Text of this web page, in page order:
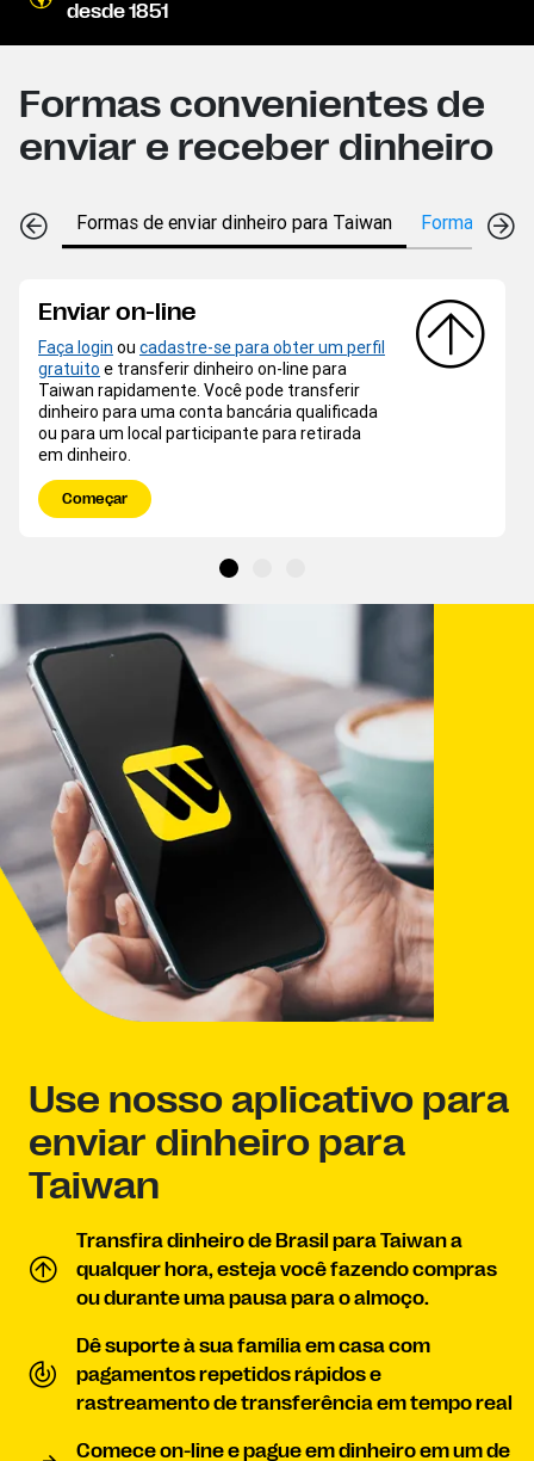
desde 1851
Formas convenientes de
enviar e receber dinheiro
Formas de enviar dinheiro para Taiwan Formas de
Enviar on-line
Faça login ou cadastre-se para obter um perfil
gratuito e transferir dinheiro on-line para
Taiwan rapidamente. Você pode transferir
dinheiro para uma conta bancária qualificada
ou para um local participante para retirada
em dinheiro.
Começar
Use nosso aplicativo para
enviar dinheiro para
Taiwan
Transfira dinheiro de Brasil para Taiwan a
qualquer hora, esteja você fazendo compras
ou durante uma pausa para o almoço.
Dê suporte à sua família em casa com
pagamentos repetidos rápidos e
rastreamento de transferência em tempo real
Comece on-line e pague em dinheiro em um de